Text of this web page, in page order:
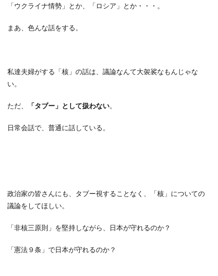
「ウクライナ情勢」とか、「ロシア」とか・・・。
まあ、色んな話をする。
私達夫婦がする「核」の話は、議論なんて大袈裟なもんじゃな
い。
ただ、 「タブー」として扱わない。
日常会話で、普通に話している。
政治家の皆さんにも、タブー視することなく、「核」についての
議論をしてほしい。
「非核三原則」を堅持しながら、日本が守れるのか？
「憲法９条」で日本が守れるのか？